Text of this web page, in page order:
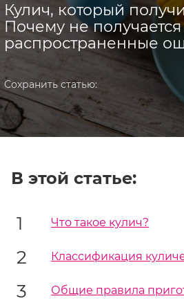
Кулич, который
Почему не
распространенные
Сохранить статью:
В этой статье:
Что такое кулич?
Классификация
Общие правила